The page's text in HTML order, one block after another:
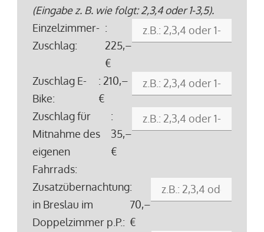
(Eingabe z. B. wie folgt: 2,3,4 oder 1-3,5).
Einzelzimmer-
Zuschlag:
:
225,–
€
Zuschlag E-
Bike:
: 210,–
€
Zuschlag für
Mitnahme des
eigenen
Fahrrads:
:
35,–
€
Zusatzübernachtung
in Breslau im
Doppelzimmer p.P.:
:
70,–
€